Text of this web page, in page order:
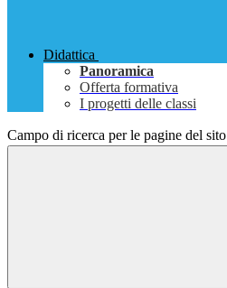
Didattica
Panoramica
Offerta formativa
I progetti delle classi
Campo di ricerca per le pagine del sito